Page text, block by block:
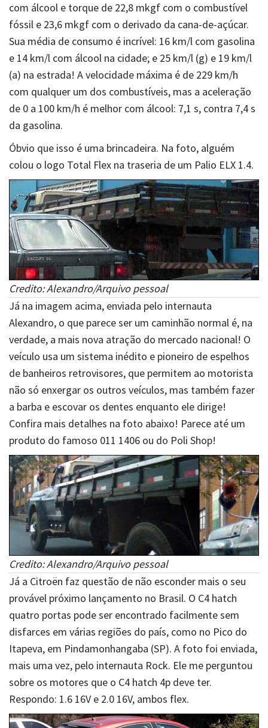
com álcool e torque de 22,8 mkgf com o combustível
fóssil e 23,6 mkgf com o derivado da cana-de-açúcar.
Sua média de consumo é incrível: 16 km/l com gasolina
e 14 km/l com álcool na cidade; e 25 km/l (g) e 19 km/l
(a) na estrada! A velocidade máxima é de 229 km/h
com qualquer um dos combustíveis, mas a aceleração
de 0 a 100 km/h é melhor com álcool: 7,1 s, contra 7,4 s
da gasolina.
Óbvio que isso é uma brincadeira. Na foto, alguém
colou o logo Total Flex na traseria de um Palio ELX 1.4.
Credito: Alexandro/Arquivo pessoal
Já na imagem acima, enviada pelo internauta
Alexandro, o que parece ser um caminhão normal é, na
verdade, a mais nova atração do mercado nacional! O
veículo usa um sistema inédito e pioneiro de espelhos
de banheiros retrovisores, que permitem ao motorista
não só enxergar os outros veículos, mas também fazer
a barba e escovar os dentes enquanto ele dirige!
Confira mais detalhes na foto abaixo! Parece até um
produto do famoso 011 1406 ou do Poli Shop!
Credito: Alexandro/Arquivo pessoal
Já a Citroën faz questão de não esconder mais o seu
provável próximo lançamento no Brasil. O C4 hatch
quatro portas pode ser encontrado facilmente sem
disfarces em várias regiões do país, como no Pico do
Itapeva, em Pindamonhangaba (SP). A foto foi enviada,
mais uma vez, pelo internauta Rock. Ele me perguntou
sobre os motores que o C4 hatch 4p deve ter.
Respondo: 1.6 16V e 2.0 16V, ambos flex.